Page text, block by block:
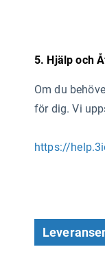
5. Hjälp och
Om du
för dig. Vi
https://